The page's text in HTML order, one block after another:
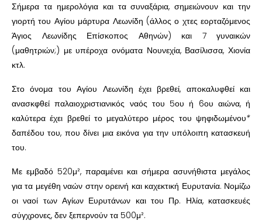
Σήμερα τα ημερολόγια και τα συναξάρια, σημειώνουν και την
γιορτή του Αγίου μάρτυρα Λεωνίδη (άλλος ο χτες εορταζόμενος
Άγιος Λεωνίδης Επίσκοπος Αθηνών) και 7 γυναικών
(μαθητριών;) με υπέροχα ονόματα Νουνεχία, Βασίλισσα, Χιονία
κτλ.
Στο όνομα του Αγίου Λεωνίδη έχει βρεθεί, αποκαλυφθεί και
ανασκφθεί παλαιοχριστιανικός ναός του 5ου ή 6ου αιώνα, ή
καλύτερα έχει βρεθεί το μεγαλύτερο μέρος του ψηφιδωμένου*
δαπέδου του, που δίνει μια εικόνα για την υπόλοιπη κατασκευή
του.
Με εμβαδό 520μ², παραμένει και σήμερα ασυνήθιστα μεγάλος
για τα μεγέθη ναών στην ορεινή και καχεκτική Ευρυτανία. Νομίζω
οι ναοί των Αγίων Ευρυτάνων και του Πρ. Ηλία, κατασκευές
σύγχρονες, δεν ξεπερνούν τα 500μ².